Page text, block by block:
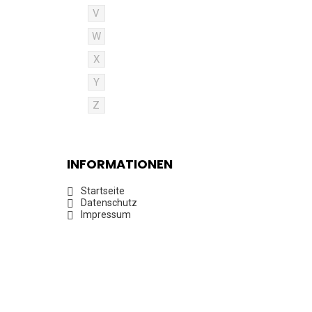
V
W
X
Y
Z
INFORMATIONEN
Startseite
Datenschutz
Impressum